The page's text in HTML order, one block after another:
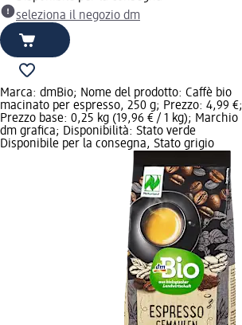
seleziona il negozio dm
Marca: dmBio; Nome del prodotto: Caffè bio
macinato per espresso, 250 g; Prezzo: 4,99 €;
Prezzo base: 0,25 kg (19,96 € / 1 kg); Marchio
dm grafica; Disponibilità: Stato verde
Disponibile per la consegna, Stato grigio